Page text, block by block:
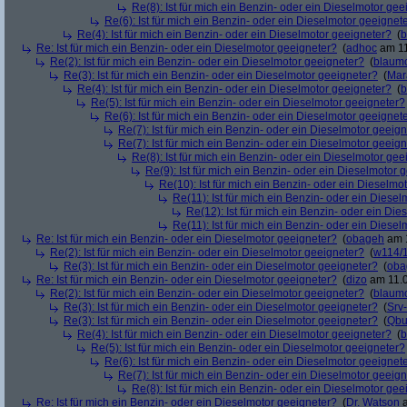
Re(8): Ist für mich ein Benzin- oder ein Dieselmotor
Re(6): Ist für mich ein Benzin- oder ein Dieselmotor
Re(4): Ist für mich ein Benzin- oder ein Dieselmotor geeigneter? (
Re: Ist für mich ein Benzin- oder ein Dieselmotor geeigneter? (adhoc am
Re(2): Ist für mich ein Benzin- oder ein Dieselmotor geeigneter? (
Re(3): Ist für mich ein Benzin- oder ein Dieselmotor geeigneter? (
Re(4): Ist für mich ein Benzin- oder ein Dieselmotor geeigneter? (
Re(5): Ist für mich ein Benzin- oder ein Dieselmotor geeigneter?
Re(6): Ist für mich ein Benzin- oder ein Dieselmotor
Re(7): Ist für mich ein Benzin- oder ein Dieselmotor
Re(7): Ist für mich ein Benzin- oder ein Dieselmotor
Re(8): Ist für mich ein Benzin- oder ein Dieselmotor
Re(9): Ist für mich ein Benzin- oder ein Dieselmotor
Re(10): Ist für mich ein Benzin- oder ein
Re(11): Ist für mich ein Benzin- oder ein
Re(12): Ist für mich ein Benzin- oder ein
Re(11): Ist für mich ein Benzin- oder ein
Re: Ist für mich ein Benzin- oder ein Dieselmotor geeigneter? (obageh am
Re(2): Ist für mich ein Benzin- oder ein Dieselmotor geeigneter? (w114/
Re(3): Ist für mich ein Benzin- oder ein Dieselmotor geeigneter? (
Re: Ist für mich ein Benzin- oder ein Dieselmotor geeigneter? (dizo am
Re(2): Ist für mich ein Benzin- oder ein Dieselmotor geeigneter? (
Re(3): Ist für mich ein Benzin- oder ein Dieselmotor geeigneter? (
Re(3): Ist für mich ein Benzin- oder ein Dieselmotor geeigneter? (
Re(4): Ist für mich ein Benzin- oder ein Dieselmotor geeigneter? (
Re(5): Ist für mich ein Benzin- oder ein Dieselmotor geeigneter?
Re(6): Ist für mich ein Benzin- oder ein Dieselmotor
Re(7): Ist für mich ein Benzin- oder ein Dieselmotor
Re(8): Ist für mich ein Benzin- oder ein Dieselmotor
Re: Ist für mich ein Benzin- oder ein Dieselmotor geeigneter? (Dr. Watson